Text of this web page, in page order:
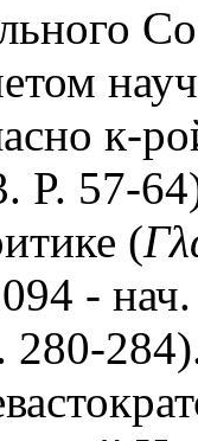
к-
P. 57-
(
-
280-